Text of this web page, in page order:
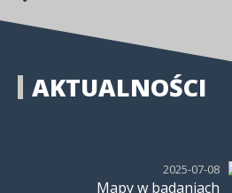
AKTUALNOŚCI
2025-07-08
Mapy w badaniach